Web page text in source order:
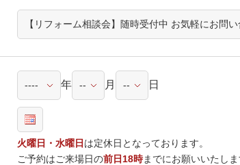
年 月 日
火曜日・水曜日 は定休日となっております。
ご予約はご来場日の前日18時までにお願いいたし